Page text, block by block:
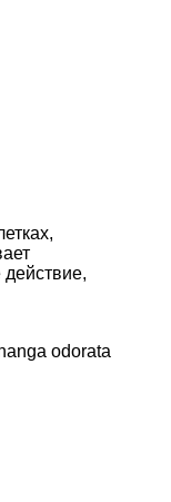
odorata